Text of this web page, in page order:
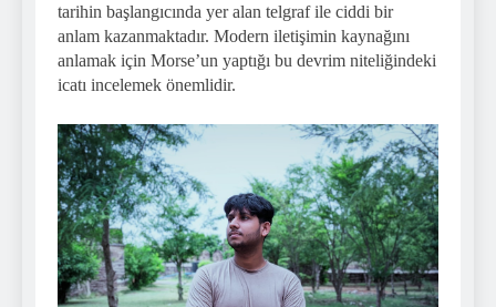
tarihin başlangıcında yer alan telgraf ile ciddi bir
anlam kazanmaktadır. Modern iletişimin kaynağını
anlamak için Morse’un yaptığı bu devrim niteliğindeki
icatı incelemek önemlidir.